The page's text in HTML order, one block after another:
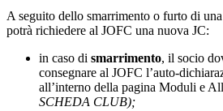
A seguito dello smarrimento o furto di
potrà richiedere al JOFC una nuova JC:
in caso di smarrimento, il socio
consegnare al JOFC l’auto-
all’interno della pagina Moduli e
SCHEDA CLUB);